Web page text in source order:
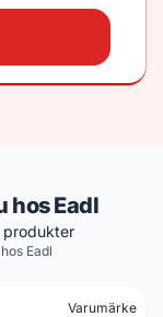
eller
hos Eadl
Eadl
Varumärke